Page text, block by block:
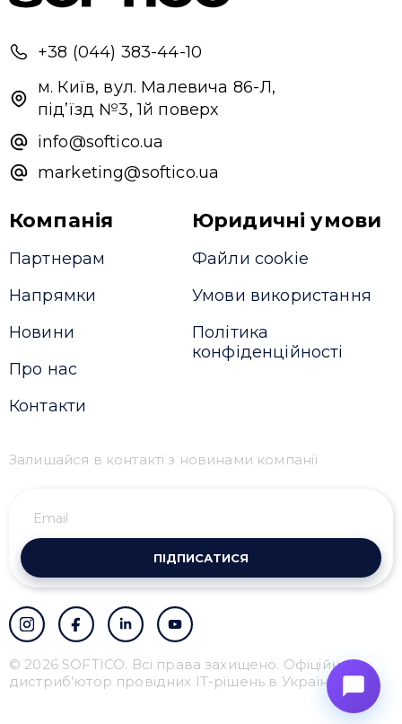
+38 (044) 383-44-10
м. Київ, вул. Малевича 86-Л,
під’їзд №3, 1й поверх
info@softico.ua
marketing@softico.ua
Компанія
Партнерам
Напрямки
Новини
Про нас
Контакти
Юридичні умови
Файли cookie
Умови використання
Політика
конфіденційності
Залишайся в контакті з новинами компанії
ПІДПИСАТИСЯ
© 2026 SOFTICO. Всі права захищено. Офіційний
дистриб’ютор провідних IT-рішень в Україні.